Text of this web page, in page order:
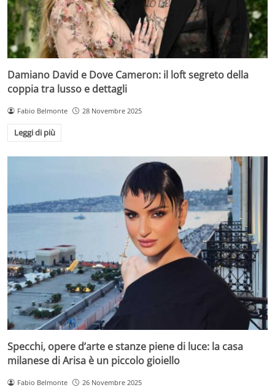
Damiano David e Dove Cameron: il loft segreto della
coppia tra lusso e dettagli
Fabio Belmonte 28 Novembre 2025
Leggi di più
Specchi, opere d’arte e stanze piene di luce: la casa
milanese di Arisa è un piccolo gioiello
Fabio Belmonte 26 Novembre 2025